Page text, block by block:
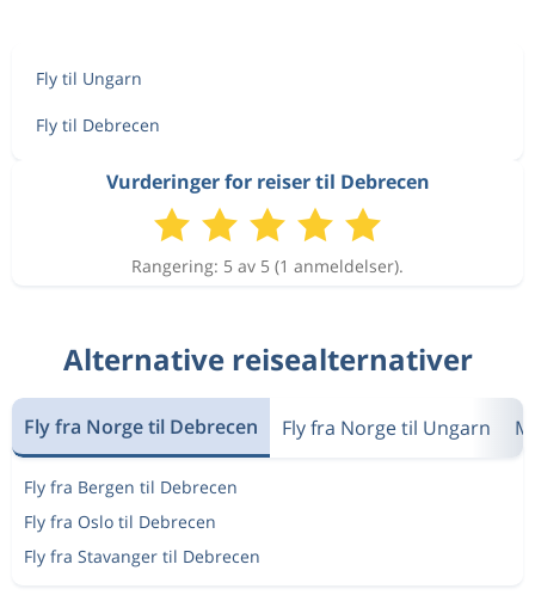
Fly til Ungarn
Fly til Debrecen
Vurderinger for reiser til Debrecen
Rangering: 5 av 5 (1 anmeldelser).
Alternative reisealternativer
Fly fra Norge til Debrecen Fly fra Norge til Ungarn
Fly fra Bergen til Debrecen
Fly fra Oslo til Debrecen
Fly fra Stavanger til Debrecen